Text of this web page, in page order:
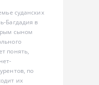
суданских
Багдадия в
сыном
понять,
по
их